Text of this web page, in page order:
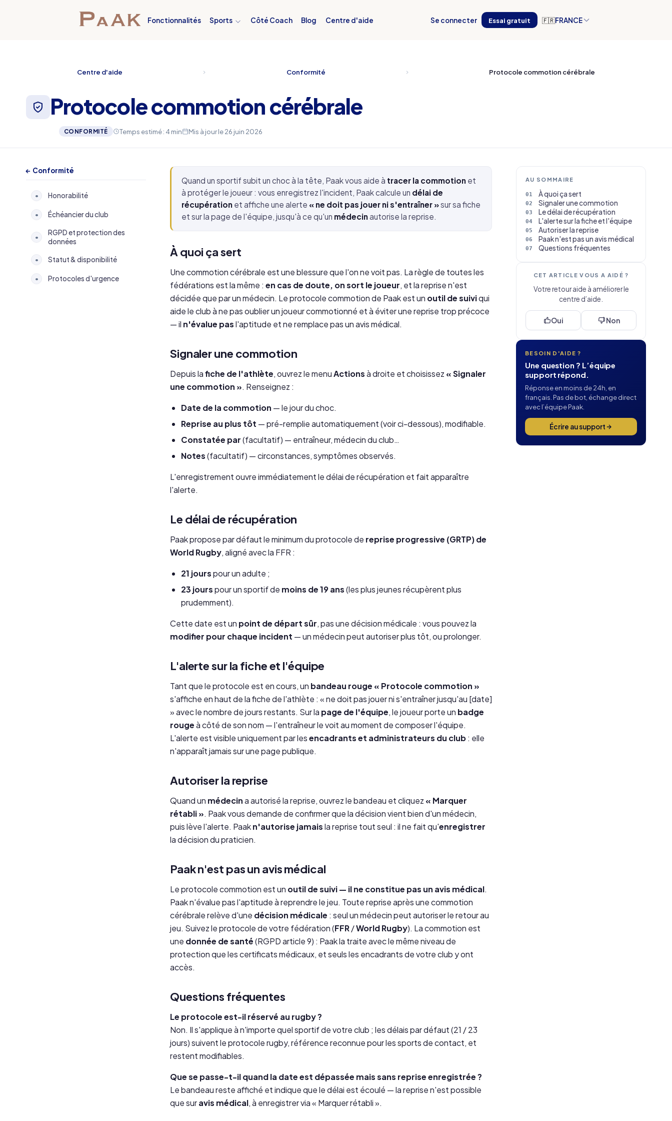
Fonctionnalités Sports Côté Coach Blog Centre d'aide Se connecter Essai gratuit 🇫🇷FRANCE
Centre d'aide Conformité Protocole commotion cérébrale
Protocole commotion cérébrale
CONFORMITÉ Temps estimé : 4 min Mis à jour le 26 juin 2026
← Conformité
• Honorabilité
• Échéancier du club
•
RGPD et protection des
données
• Statut & disponibilité
• Protocoles d'urgence
Quand un sportif subit un choc à la tête, Paak vous aide à tracer la commotion et
à protéger le joueur : vous enregistrez l'incident, Paak calcule un délai de
récupération et affiche une alerte « ne doit pas jouer ni s'entraîner »sur sa fiche
et sur la page de l'équipe, jusqu'à ce qu'un médecinautorise la reprise.
À quoi ça sert
Une commotion cérébrale est une blessure que l'on ne voit pas. La règle de toutes les
fédérations est la même : en cas de doute, on sort le joueur, et la reprise n'est
décidée que par un médecin. Le protocole commotion de Paak est un outil de suiviqui
aide le club à ne pas oublier un joueur commotionné et à éviter une reprise trop précoce
— il n'évalue pasl'aptitude et ne remplace pas un avis médical.
Signaler une commotion
Depuis lafiche de l'athlète, ouvrez le menuActionsà droite et choisissez « Signaler
une commotion ». Renseignez :
Date de la commotion — le jour du choc.
Reprise au plus tôt — pré-remplie automatiquement (voir ci-dessous), modifiable.
Constatée par(facultatif) — entraîneur, médecin du club…
Notes(facultatif) — circonstances, symptômes observés.
L'enregistrement ouvre immédiatement le délai de récupération et fait apparaître
l'alerte.
Le délai de récupération
Paak propose par défaut le minimum du protocole de reprise progressive (GRTP) de
World Rugby, aligné avec la FFR :
21 jourspour un adulte ;
23 jourspour un sportif de moins de 19 ans(les plus jeunes récupèrent plus
prudemment).
Cette date est un point de départ sûr, pas une décision médicale : vous pouvez la
modifier pour chaque incident — un médecin peut autoriser plus tôt, ou prolonger.
L'alerte sur la fiche et l'équipe
Tant que le protocole est en cours, un bandeau rouge « Protocole commotion »
s'affiche en haut de la fiche de l'athlète : « ne doit pas jouer ni s'entraîner jusqu'au [date]
»avec le nombre de jours restants. Sur la page de l'équipe, le joueur porte un badge
rougeà côté de son nom — l'entraîneur le voit au moment de composer l'équipe.
L'alerte est visible uniquement par lesencadrants et administrateurs du club: elle
n'apparaît jamais sur une page publique.
Autoriser la reprise
Quand un médecina autorisé la reprise, ouvrez le bandeau et cliquez « Marquer
rétabli ». Paak vous demande de confirmer que la décision vient bien d'un médecin,
puis lève l'alerte. Paakn'autorise jamaisla reprise tout seul : il ne fait qu'enregistrer
la décision du praticien.
Paak n'est pas un avis médical
Le protocole commotion est un outil de suivi — il ne constitue pas un avis médical.
Paak n'évalue pas l'aptitude à reprendre le jeu. Toute reprise après une commotion
cérébrale relève d'une décision médicale : seul un médecin peut autoriser le retour au
jeu. Suivez le protocole de votre fédération (FFR/World Rugby). La commotion est
une donnée de santé(RGPD article 9) : Paak la traite avec le même niveau de
protection que les certificats médicaux, et seuls les encadrants de votre club y ont
accès.
Questions fréquentes
Le protocole est-il réservé au rugby ?
Non. Il s'applique à n'importe quel sportif de votre club ; les délais par défaut (21 / 23
jours) suivent le protocole rugby, référence reconnue pour les sports de contact, et
restent modifiables.
Que se passe-t-il quand la date est dépassée mais sans reprise enregistrée ?
Le bandeau reste affiché et indique que le délai est écoulé — la reprise n'est possible
que suravis médical, à enregistrer via « Marquer rétabli ».
AU SOMMAIRE
À quoi ça sert
Signaler une commotion
Le délai de récupération
L'alerte sur la fiche et l'équipe
Autoriser la reprise
Paak n'est pas un avis médical
Questions fréquentes
CET ARTICLE VOUS A AIDÉ ?
Votre retour aide à améliorer le
centre d’aide.
Oui Non
BESOIN D'AIDE ?
Une question ? L’équipe
support répond.
Réponse en moins de 24h, en
français. Pas de bot, échange direct
avec l’équipe Paak.
Écrire au support